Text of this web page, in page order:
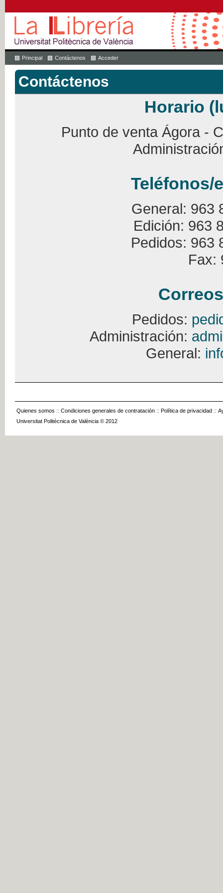
Principal Contáctenos Acceder
Contáctenos
Horario
Punto de venta Ágora -
Teléfonos/
General: 963
Edición: 963
Pedidos: 963
Fax:
Pedidos:
Administración:
General:
Quienes somos :: Condiciones generales de contratación :: Política de privacidad ::
Universitat Politècnica de València © 2012